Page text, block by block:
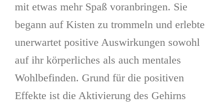
mit etwas mehr Spaß voranbringen. Sie
begann auf Kisten zu trommeln und erlebte
unerwartet positive Auswirkungen sowohl
auf ihr körperliches als auch mentales
Wohlbefinden. Grund für die positiven
Effekte ist die Aktivierung des Gehirns